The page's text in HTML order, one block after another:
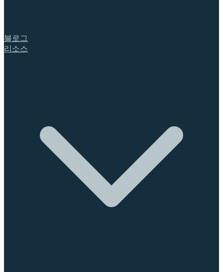
블로그
리소스